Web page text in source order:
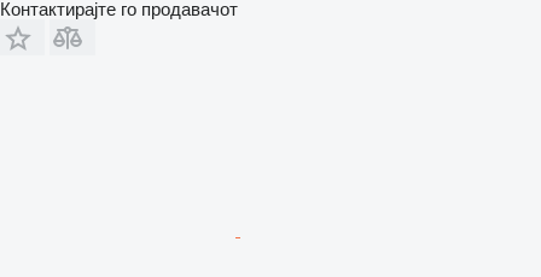
Контактирајте го продавачот